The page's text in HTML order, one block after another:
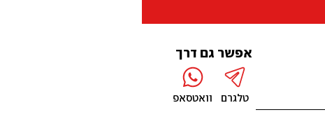
אפשר גם דרך
טלגרם וואטסאפ